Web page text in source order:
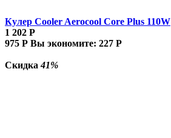
Кулер Cooler Aerocool Core Plus 110W
1 202 Р
975 Р Вы экономите: 227 Р
Скидка41%